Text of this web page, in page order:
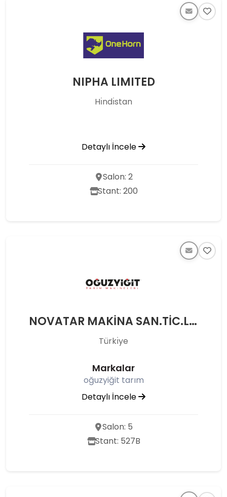
NIPHA LIMITED
Hı̇ndı̇stan
Detaylı İncele
Salon: 2
Stant: 200
NOVATAR MAKİNA SAN.TİC.LTD.ŞTİ.
Türkı̇ye
Markalar
oğuzyiğit tarım
Detaylı İncele
Salon: 5
Stant: 527B